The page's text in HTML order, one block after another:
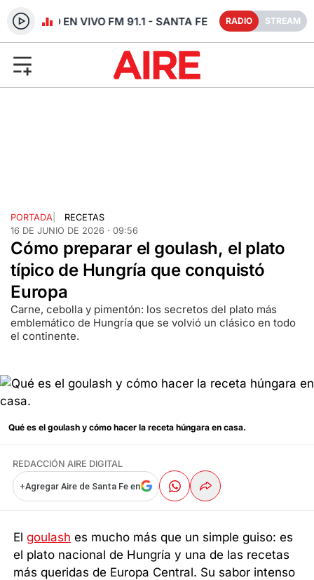
RADIO EN VIVO FM 91.1 - SANTA FE RADIO STREAM
PORTADA
RECETAS
16 DE JUNIO DE 2026 · 09:56
Cómo preparar el goulash, el plato
típico de Hungría que conquistó
Europa
Carne, cebolla y pimentón: los secretos del plato más
emblemático de Hungría que se volvió un clásico en todo
el continente.
Qué es el goulash y cómo hacer la receta húngara en casa.
REDACCIÓN AIRE DIGITAL
+Agregar Aire de Santa Fe en
Elgoulash es mucho más que un simple guiso: es
el plato nacional de Hungría y una de las recetas
más queridas de Europa Central. Su sabor intenso